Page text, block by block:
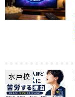
水戸校